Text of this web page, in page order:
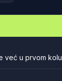
već u prvom kolu